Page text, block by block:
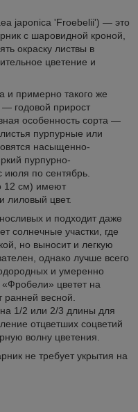
japonica 'Froebelii') — это
с шаровидной кроной,
окраску листвы в
цветение и
и примерно такого же
годовой прирост
особенность сорта —
пурпурные или
насыщенно-
пурпурно-
июля по сентябрь.
12 см) имеют
лиловый цвет.
и подходит даже
солнечные участки, где
но выносит и легкую
однако лучше всего
и умеренно
«Фробели» цветет на
ранней весной.
на 1/2 или 2/3 длины для
отцветших соцветий
волну цветения.
не требует укрытия на